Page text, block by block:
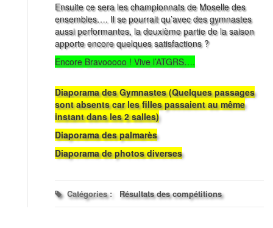
Ensuite ce sera les championnats de Moselle des
ensembles…. Il se pourrait qu’avec des gymnastes
aussi performantes, la deuxième partie de la saison
apporte encore quelques satisfactions ?
Encore Bravooooo ! Vive l’ATGRS….
Diaporama des Gymnastes (Quelques passages
sont absents car les filles passaient au même
instant dans les 2 salles)
Diaporama des palmarès
Diaporama de photos diverses
Catégories : Résultats des compétitions